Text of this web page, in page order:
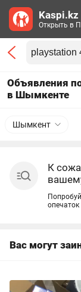
Объявления
в Шымкенте
Шымкент
К
опечаток
Вас могут
Kaspi.kz
Открыть в